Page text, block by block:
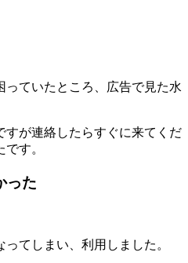
ていたところ、広告で見た水
すが連絡したらすぐに来てくだ
す。
った
てしまい、利用しました。